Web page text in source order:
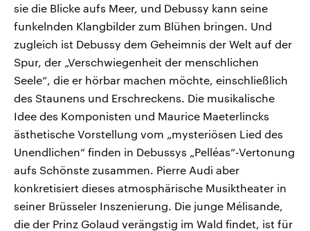
sie die Blicke aufs Meer, und Debussy kann seine
funkelnden Klangbilder zum Blühen bringen. Und
zugleich ist Debussy dem Geheimnis der Welt auf der
Spur, der „Verschwiegenheit der menschlichen
Seele“, die er hörbar machen möchte, einschließlich
des Staunens und Erschreckens. Die musikalische
Idee des Komponisten und Maurice Maeterlincks
ästhetische Vorstellung vom „mysteriösen Lied des
Unendlichen“ finden in Debussys „Pelléas“-Vertonung
aufs Schönste zusammen. Pierre Audi aber
konkretisiert dieses atmosphärische Musiktheater in
seiner Brüsseler Inszenierung. Die junge Mélisande,
die der Prinz Golaud verängstig im Wald findet, ist für